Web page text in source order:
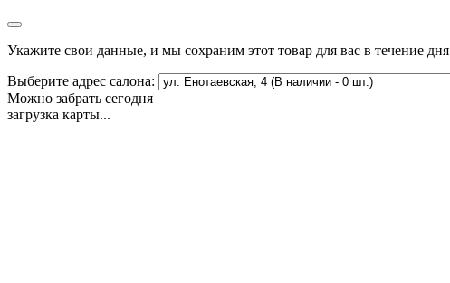
Укажите свои данные, и мы сохраним этот товар для вас в течение дня
Выберите адрес салона:
Можно забрать сегодня
загрузка карты...